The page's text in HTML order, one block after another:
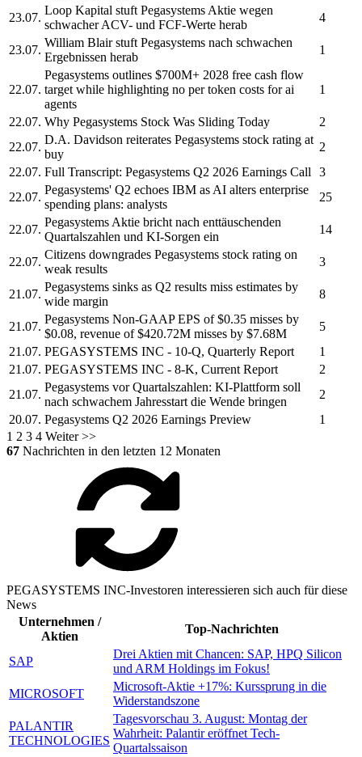
23.07.
Loop Kapital stuft Pegasystems Aktie wegen
schwacher ACV- und FCF-Werte herab
4
23.07.
William Blair stuft Pegasystems nach schwachen
Ergebnissen herab
1
22.07.
Pegasystems outlines $700M+ 2028 free cash flow
target while highlighting no per token costs for ai
agents
1
22.07. Why Pegasystems Stock Was Sliding Today
2
22.07.
D.A. Davidson reiterates Pegasystems stock rating at
buy
2
22.07. Full Transcript: Pegasystems Q2 2026 Earnings Call
3
22.07.
Pegasystems' Q2 echoes IBM as AI alters enterprise
spending plans: analysts
25
22.07.
Pegasystems Aktie bricht nach enttäuschenden
Quartalszahlen und KI-Sorgen ein
14
22.07.
Citizens downgrades Pegasystems stock rating on
weak results
3
21.07.
Pegasystems sinks as Q2 results miss estimates by
wide margin
8
21.07.
Pegasystems Non-GAAP EPS of $0.35 misses by
$0.08, revenue of $420.72M misses by $7.68M
5
21.07. PEGASYSTEMS INC - 10-Q, Quarterly Report
1
21.07. PEGASYSTEMS INC - 8-K, Current Report
2
21.07.
Pegasystems vor Quartalszahlen: KI-Plattform soll
nach schwachem Jahresstart die Wende bringen
2
20.07. Pegasystems Q2 2026 Earnings Preview
1
1 2 3 4 Weiter >>
67 Nachrichten in den letzten 12 Monaten
PEGASYSTEMS INC-Investoren interessieren sich auch für diese
News
Unternehmen /
Aktien
Top-Nachrichten
SAP
Drei Aktien mit Chancen: SAP, HPQ Silicon
und ARM Holdings im Fokus!
MICROSOFT
Microsoft-Aktie +17%: Kurssprung in die
Widerstandszone
PALANTIR
TECHNOLOGIES
Tagesvorschau 3. August: Montag der
Wahrheit: Palantir eröffnet Tech-
Quartalssaison